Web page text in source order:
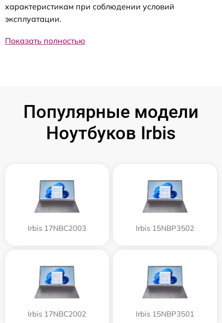
характеристикам при соблюдении условий
эксплуатации.
Показать полностью
Популярные модели
Ноутбуков Irbis
Irbis 17NBC2003 Irbis 15NBP3502
Irbis 17NBC2002 Irbis 15NBP3501